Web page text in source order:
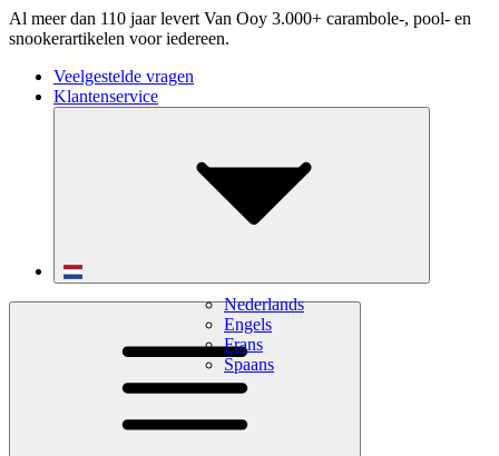
Al meer dan 110 jaar levert Van Ooy 3.000+ carambole-, pool- en
snookerartikelen voor iedereen.
Veelgestelde vragen
Klantenservice
Nederlands
Engels
Frans
Spaans